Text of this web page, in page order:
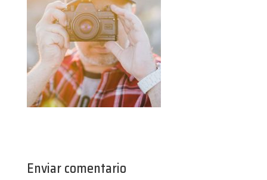
Enviar comentario